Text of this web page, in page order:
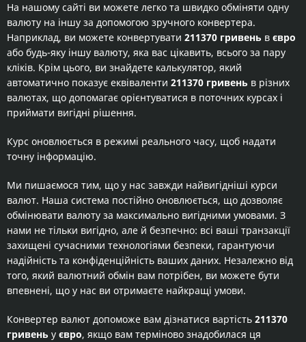
На нашому сайті ви можете легко та швидко обміняти одну
валюту на іншу за допомогою зручного конвертера.
Наприклад, ви можете конвертувати 211370 гривень в євро
або будь-яку іншу валюту, яка вас цікавить, всього за пару
кліків. Крім цього, ви знайдете калькулятор, який
автоматично показує еквіваленти 211370 гривень в різних
валютах, що допомагає орієнтуватися в поточних курсах і
приймати вигідні рішення.
Курс оновлюється в режимі реального часу, щоб надати
точну інформацію.
Ми пишаємося тим, що у нас завжди найвигідніші курси
валют. Наша система постійно оновлюється, що дозволяє
обмінювати валюту за максимально вигідними умовами. З
нами не тільки вигідно, але й безпечно: всі ваші транзакції
захищені сучасними технологіями безпеки, гарантуючи
надійність та конфіденційність ваших даних. Незалежно від
того, який валютний обмін вам потрібен, ви можете бути
впевнені, що у нас ви отримаєте найкращі умови.
Конвертер валют допоможе вам дізнатися вартість 211370
гривень у євро, якщо вам терміново знадобилася ця